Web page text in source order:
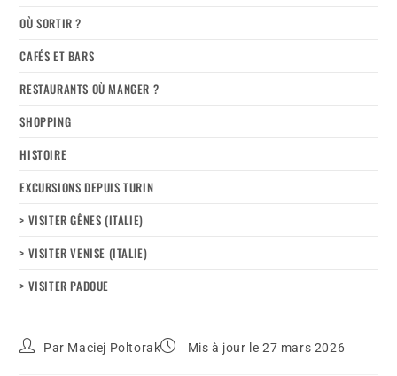
OÙ SORTIR ?
CAFÉS ET BARS
RESTAURANTS OÙ MANGER ?
SHOPPING
HISTOIRE
EXCURSIONS DEPUIS TURIN
> VISITER GÊNES (ITALIE)
> VISITER VENISE (ITALIE)
> VISITER PADOUE
Par Maciej Poltorak Mis à jour le 27 mars 2026